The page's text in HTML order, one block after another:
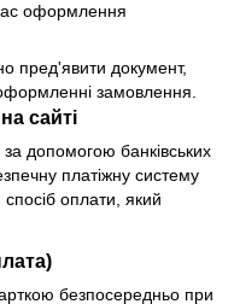
оформлення
пред'явити документ,
замовлення.
сайті
допомогою банківських
платіжну систему
оплати, який
безпосередньо при